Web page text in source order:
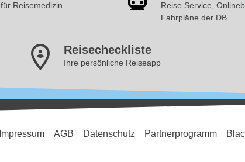
Reisemedizin
Reise Service,
Fahrpläne der DB
Reisecheckliste
Ihre persönliche Reiseapp
Impressum AGB Datenschutz Partnerprogramm